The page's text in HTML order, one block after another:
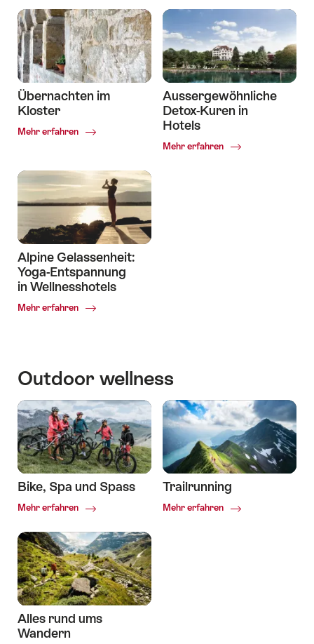
Übernachten im
Kloster
Mehr erfahren
Common.Of
Kloster
Aussergewöhnliche
Detox-Kuren in
Hotels
Mehr erfahren
Common.Of
Alpine Gelassenheit:
Yoga-Entspannung
in Wellnesshotels
Mehr erfahren
Common.Of
in
Wellnesshotels
Outdoor wellness
Bike, Spa und Spass
Mehr erfahren
Common.Of
Spa
und
Spass
Trailrunning
Mehr erfahren
Common.Of
Alles rund ums
Wandern